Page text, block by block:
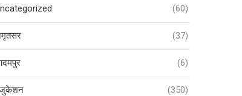
(60)
(37)
(6)
(350)